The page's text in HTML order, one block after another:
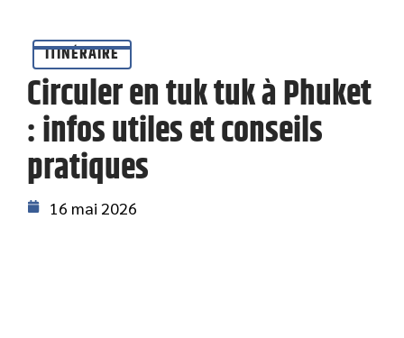
ITINÉRAIRE
Circuler en tuk tuk à Phuket
: infos utiles et conseils
pratiques
16 mai 2026